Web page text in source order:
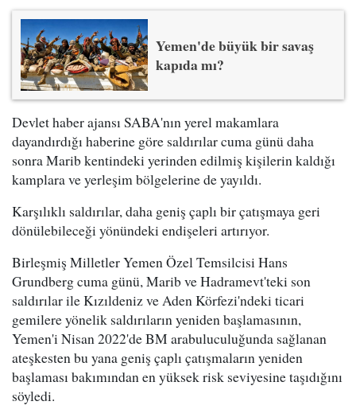
Yemen'de büyük bir savaş
kapıda mı?
Devlet haber ajansı SABA'nın yerel makamlara
dayandırdığı haberine göre saldırılar cuma günü daha
sonra Marib kentindeki yerinden edilmiş kişilerin kaldığı
kamplara ve yerleşim bölgelerine de yayıldı.
Karşılıklı saldırılar, daha geniş çaplı bir çatışmaya geri
dönülebileceği yönündeki endişeleri artırıyor.
Birleşmiş Milletler Yemen Özel Temsilcisi Hans
Grundberg cuma günü, Marib ve Hadramevt'teki son
saldırılar ile Kızıldeniz ve Aden Körfezi'ndeki ticari
gemilere yönelik saldırıların yeniden başlamasının,
Yemen'i Nisan 2022'de BM arabuluculuğunda sağlanan
ateşkesten bu yana geniş çaplı çatışmaların yeniden
başlaması bakımından en yüksek risk seviyesine taşıdığını
söyledi.